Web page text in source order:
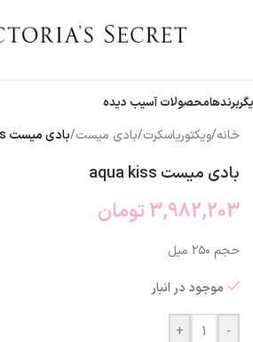
محصولات آسیب دیده
خانه/ویکتوریاسکرت/بادی میست/بادی میست aqua kiss
بادی میست aqua kiss
3,982,203 تومان
حجم ۲۵۰ میل
موجود در انبار
-
+